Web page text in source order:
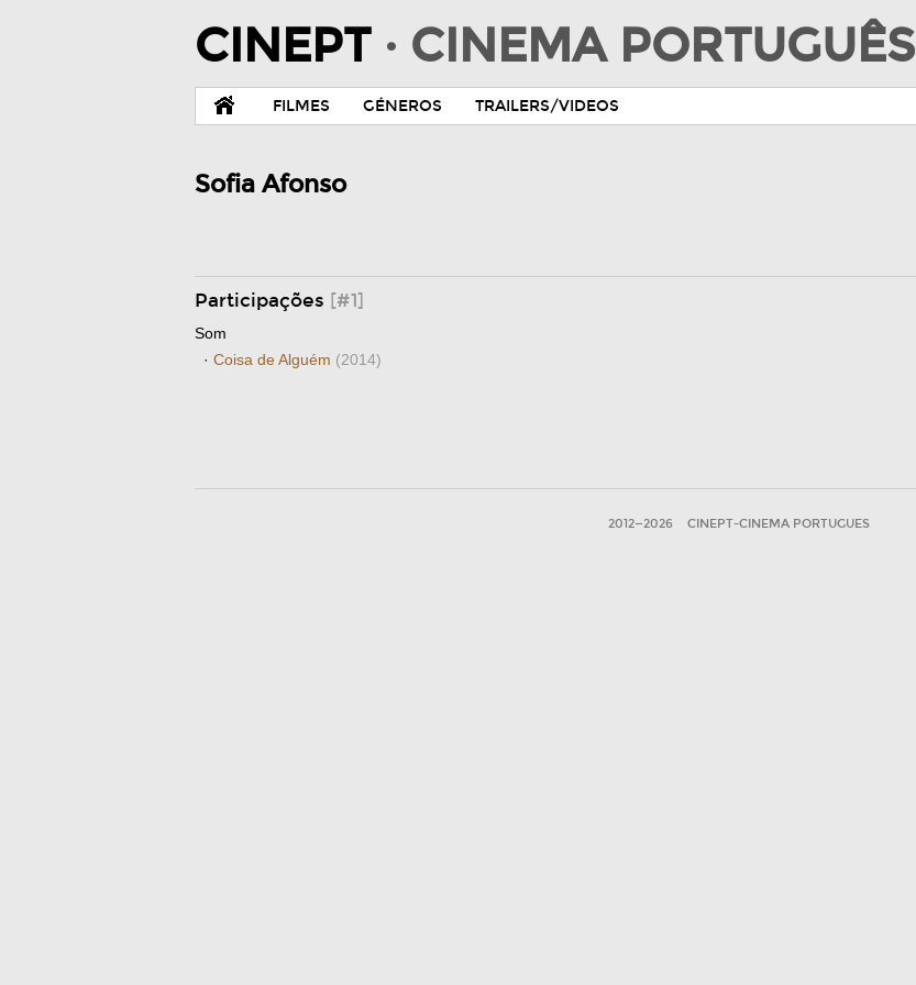
CINEPT · CINEMA PORTUGUÊS
FILMES GÉNEROS TRAILERS/VIDEOS
Sofia Afonso
Participações [#1]
Som
· Coisa de Alguém (2014)
2012—2026 CINEPT-CINEMA PORTUGUES